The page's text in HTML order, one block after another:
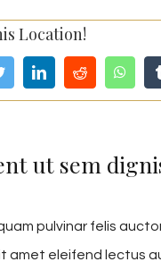
Location!
ut sem
pulvinar felis
amet eleifend lectus